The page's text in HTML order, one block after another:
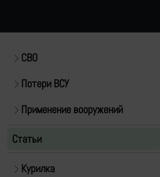
СВО
Потери ВСУ
Применение вооружений
Статьи
Курилка